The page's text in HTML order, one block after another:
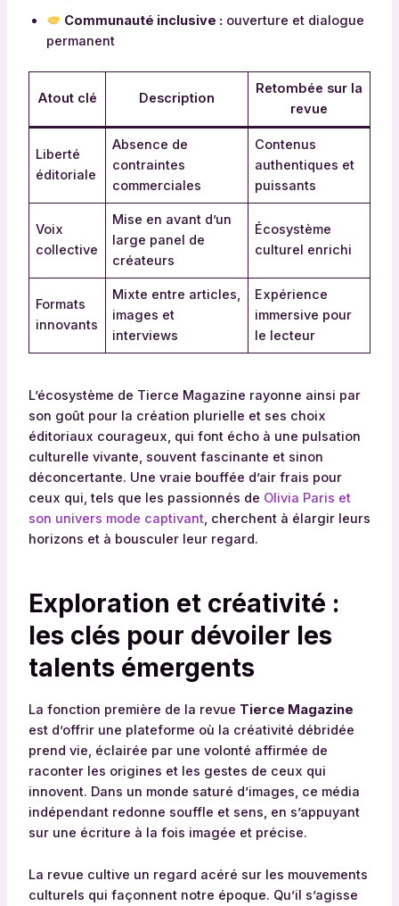
Communauté inclusive : ouverture et dialogue
permanent
Atout clé Description
Retombée sur la
revue
Liberté
éditoriale
Absence de
contraintes
commerciales
Contenus
authentiques et
puissants
Voix
collective
Mise en avant d’un
large panel de
créateurs
Écosystème
culturel enrichi
Formats
innovants
Mixte entre articles,
images et
interviews
Expérience
immersive pour
le lecteur
L’écosystème de Tierce Magazine rayonne ainsi par
son goût pour la création plurielle et ses choix
éditoriaux courageux, qui font écho à une pulsation
culturelle vivante, souvent fascinante et sinon
déconcertante. Une vraie bouffée d’air frais pour
ceux qui, tels que les passionnés de Olivia Paris et
son univers mode captivant, cherchent à élargir leurs
horizons et à bousculer leur regard.
Exploration et créativité :
les clés pour dévoiler les
talents émergents
La fonction première de la revue Tierce Magazine
est d’offrir une plateforme où la créativité débridée
prend vie, éclairée par une volonté affirmée de
raconter les origines et les gestes de ceux qui
innovent. Dans un monde saturé d’images, ce média
indépendant redonne souffle et sens, en s’appuyant
sur une écriture à la fois imagée et précise.
La revue cultive un regard acéré sur les mouvements
culturels qui façonnent notre époque. Qu’il s’agisse